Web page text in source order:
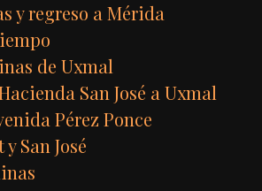
y regreso a Mérida
de Uxmal
San José a Uxmal
Pérez Ponce
San José